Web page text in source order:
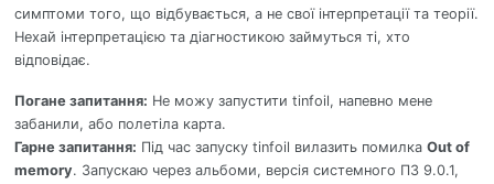
симптоми того, що відбувається, а не свої інтерпретації та теорії.
Нехай інтерпретацією та діагностикою займуться ті, хто
відповідає.
Погане запитання: Не можу запустити tinfoil, напевно мене
забанили, або полетіла карта.
Гарне запитання: Під час запуску tinfoil вилазить помилка Out of
memory. Запускаю через альбоми, версія системного ПЗ 9.0.1,